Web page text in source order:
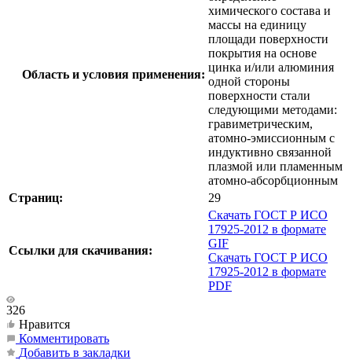
Область и условия применения:
химического состава и
массы на единицу
площади поверхности
покрытия на основе
цинка и/или алюминия
одной стороны
поверхности стали
следующими методами:
гравиметрическим,
атомно-эмиссионным с
индуктивно связанной
плазмой или пламенным
атомно-абсорбционным
Страниц:
29
Ссылки для скачивания:
Скачать ГОСТ Р ИСО
17925-2012 в формате
GIF
Скачать ГОСТ Р ИСО
17925-2012 в формате
PDF
326
Нравится
Комментировать
Добавить в закладки